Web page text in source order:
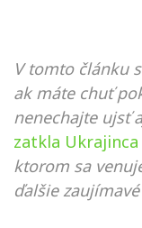
V tomto článku
ak máte chuť
nenechajte ujsť
zatkla
ktorom sa
ďalšie